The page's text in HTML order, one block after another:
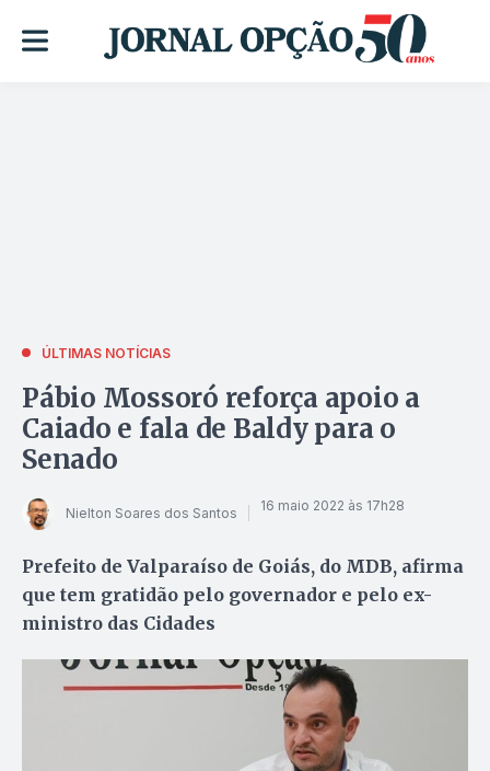
ÚLTIMAS NOTÍCIAS
Pábio Mossoró reforça apoio a
Caiado e fala de Baldy para o
Senado
Nielton Soares dos Santos 16 maio 2022 às 17h28
Prefeito de Valparaíso de Goiás, do MDB, afirma
que tem gratidão pelo governador e pelo ex-
ministro das Cidades